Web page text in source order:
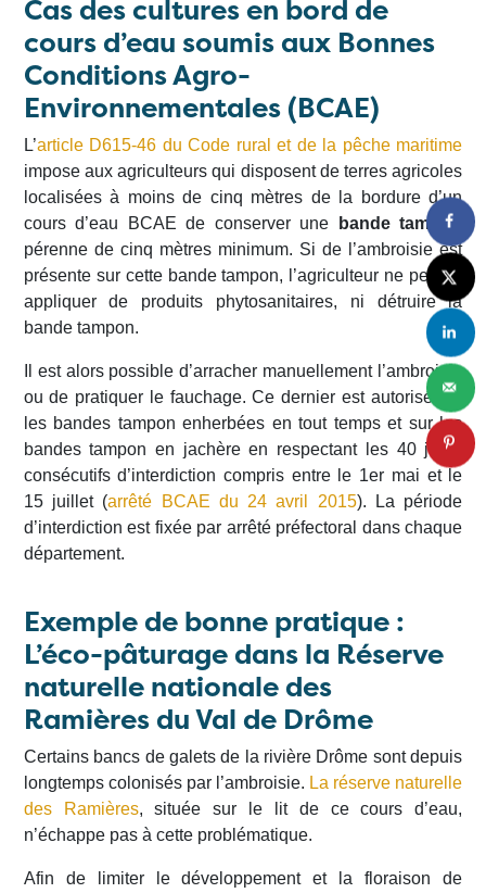
Cas des cultures en bord de
cours d’eau soumis aux Bonnes
Conditions Agro-
Environnementales (BCAE)
L’article D615-46 du Code rural et de la pêche maritime
impose aux agriculteurs qui disposent de terres agricoles
localisées à moins de cinq mètres de la bordure d’un
cours d’eau BCAE de conserver une
bande tampon
pérenne de cinq mètres minimum. Si de l’ambroisie est
présente sur cette bande tampon, l’agriculteur ne peut ni
appliquer de produits phytosanitaires, ni détruire la
bande tampon.
Il est alors possible d’arracher manuellement l’ambroisie
ou de pratiquer le fauchage. Ce dernier est autorisé sur
les bandes tampon enherbées en tout temps et sur les
bandes tampon en jachère en respectant les 40 jours
consécutifs d’interdiction compris entre le 1er mai et le
15 juillet (arrêté BCAE du 24 avril 2015). La période
d’interdiction est fixée par arrêté préfectoral dans chaque
département.
Exemple de bonne pratique :
L’éco-pâturage dans la Réserve
naturelle nationale des
Ramières du Val de Drôme
Certains bancs de galets de la rivière Drôme sont depuis
longtemps colonisés par l’ambroisie. La réserve naturelle
des Ramières, située sur le lit de ce cours d’eau,
n’échappe pas à cette problématique.
Afin de limiter le développement et la floraison de